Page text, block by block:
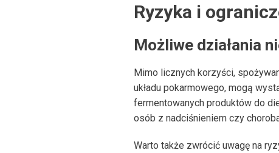
Ryzyka i
Możliwe działania
Mimo licznych korzyści,
układu pokarmowego, mogą
fermentowanych produktów do
osób z nadciśnieniem czy
Warto także zwrócić uwagę na